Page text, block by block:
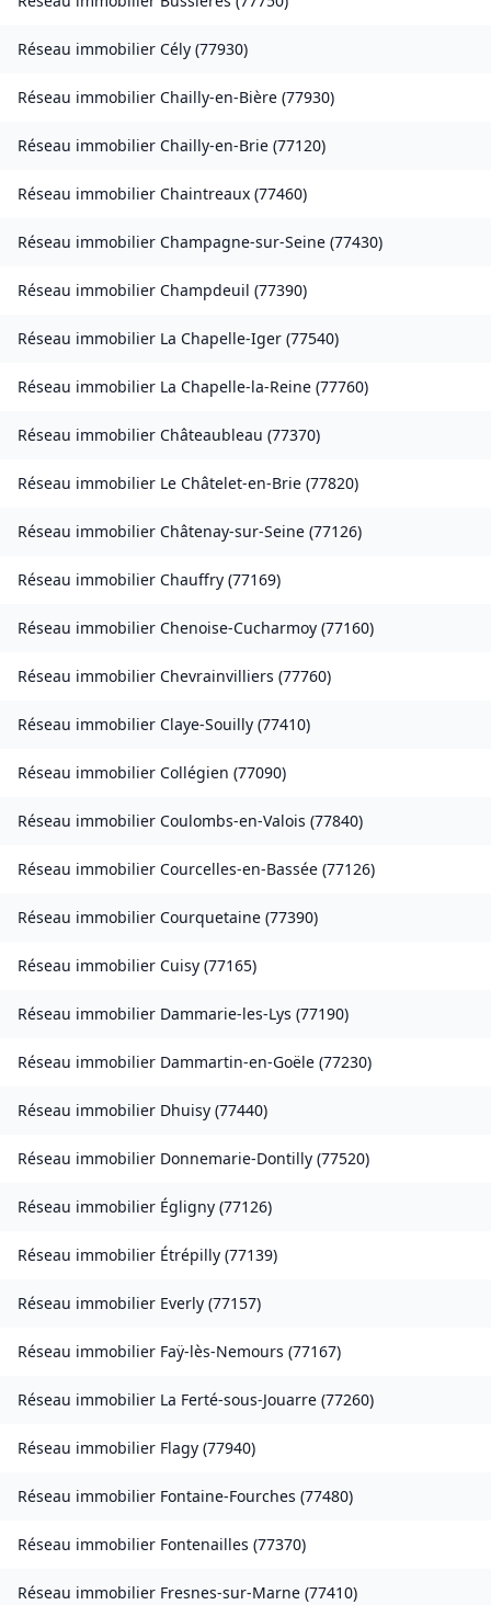
Réseau immobilier Cély (77930)
Réseau immobilier Chailly-en-Bière (77930)
Réseau immobilier Chailly-en-Brie (77120)
Réseau immobilier Chaintreaux (77460)
Réseau immobilier Champagne-sur-Seine (77430)
Réseau immobilier Champdeuil (77390)
Réseau immobilier La Chapelle-Iger (77540)
Réseau immobilier La Chapelle-la-Reine (77760)
Réseau immobilier Châteaubleau (77370)
Réseau immobilier Le Châtelet-en-Brie (77820)
Réseau immobilier Châtenay-sur-Seine (77126)
Réseau immobilier Chauffry (77169)
Réseau immobilier Chenoise-Cucharmoy (77160)
Réseau immobilier Chevrainvilliers (77760)
Réseau immobilier Claye-Souilly (77410)
Réseau immobilier Collégien (77090)
Réseau immobilier Coulombs-en-Valois (77840)
Réseau immobilier Courcelles-en-Bassée (77126)
Réseau immobilier Courquetaine (77390)
Réseau immobilier Cuisy (77165)
Réseau immobilier Dammarie-les-Lys (77190)
Réseau immobilier Dammartin-en-Goële (77230)
Réseau immobilier Dhuisy (77440)
Réseau immobilier Donnemarie-Dontilly (77520)
Réseau immobilier Égligny (77126)
Réseau immobilier Étrépilly (77139)
Réseau immobilier Everly (77157)
Réseau immobilier Faÿ-lès-Nemours (77167)
Réseau immobilier La Ferté-sous-Jouarre (77260)
Réseau immobilier Flagy (77940)
Réseau immobilier Fontaine-Fourches (77480)
Réseau immobilier Fontenailles (77370)
Réseau immobilier Fresnes-sur-Marne (77410)